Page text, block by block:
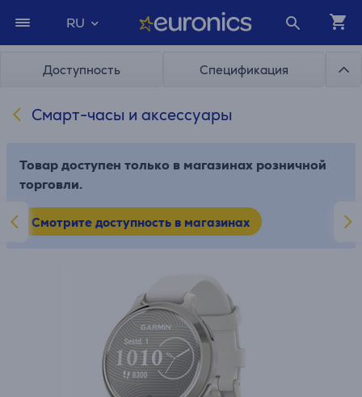
RU
Доступность Спецификация
Cмарт-часы и аксессуары
Товар доступен только в магазинах розничной
торговли.
Смотрите доступность в магазинах